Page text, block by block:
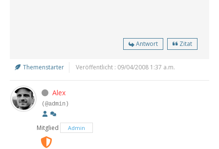
Antwort Zitat
Themenstarter Veröffentlicht : 09/04/2008 1:37 a.m.
Alex
(@admin)
Mitglied Admin